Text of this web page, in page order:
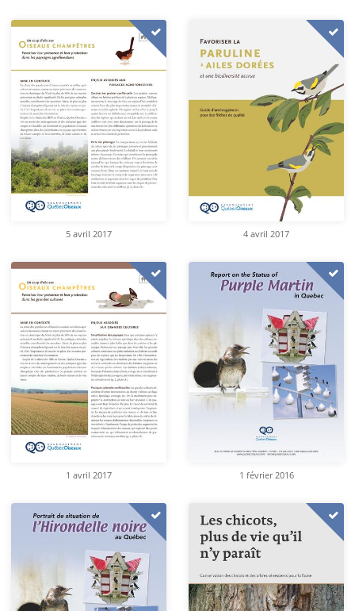
5 avril 2017 4 avril 2017
1 avril 2017 1 février 2016